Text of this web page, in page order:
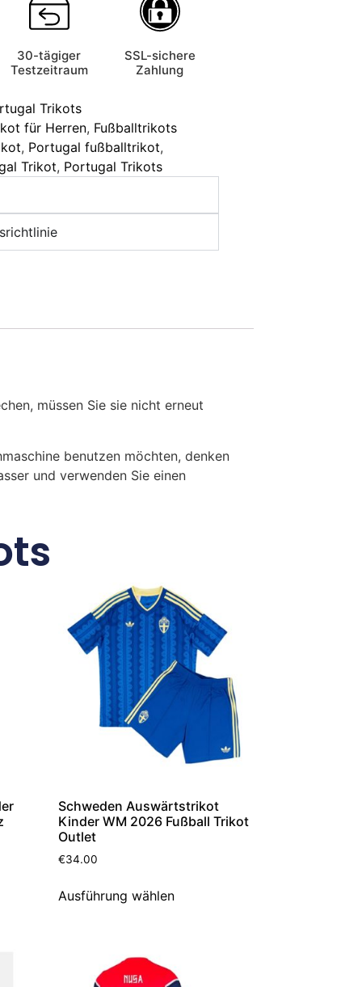
30-tägiger
Testzeitraum
SSL-sichere
Zahlung
Trikots
für Herren, Fußballtrikots
, Portugal fußballtrikot,
Trikot, Portugal Trikots
müssen Sie sie nicht erneut
benutzen möchten, denken
und verwenden Sie einen
Schweden Auswärtstrikot
Kinder WM 2026 Fußball Trikot
Outlet
€34.00
Ausführung wählen